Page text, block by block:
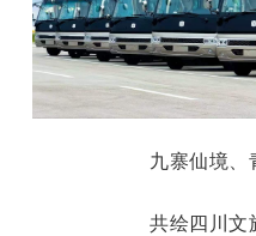
九寨仙境、
共绘四川文